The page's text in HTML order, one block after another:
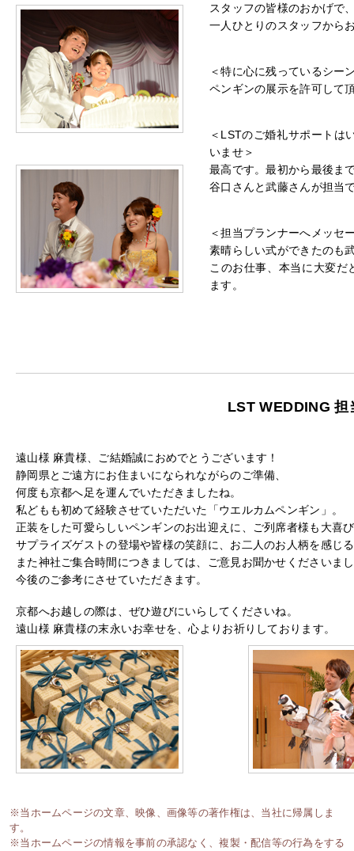
スタッフの皆様のおかげで
一人ひとりのスタッフから
＜特に心に残っているシー
ペンギンの展示を許可して
＜LSTのご婚礼サポートは
いませ＞
最高です。最初から最後ま
谷口さんと武藤さんが担当
＜担当プランナーへメッセ
素晴らしい式ができたのも
このお仕事、本当に大変
ます。
LST WEDDING 担
遠山様 麻貴様、ご結婚誠におめでとうございます！
静岡県とご遠方にお住まいになられながらのご準備、
何度も京都へ足を運んでいただきましたね。
私どもも初めて経験させていただいた「ウエルカムペンギン」。
正装をした可愛らしいペンギンのお出迎えに、ご列席者様も大喜
サプライズゲストの登場や皆様の笑顔に、お二人のお人柄を感じ
また神社ご集合時間につきましては、ご意見お聞かせくださいま
今後のご参考にさせていただきます。
京都へお越しの際は、ぜひ遊びにいらしてくださいね。
遠山様 麻貴様の末永いお幸せを、心よりお祈りしております。
※当ホームページの文章、映像、画像等の著作権は、当社に帰属しま
す。
※当ホームページの情報を事前の承認なく、複製・配信等の行為をする